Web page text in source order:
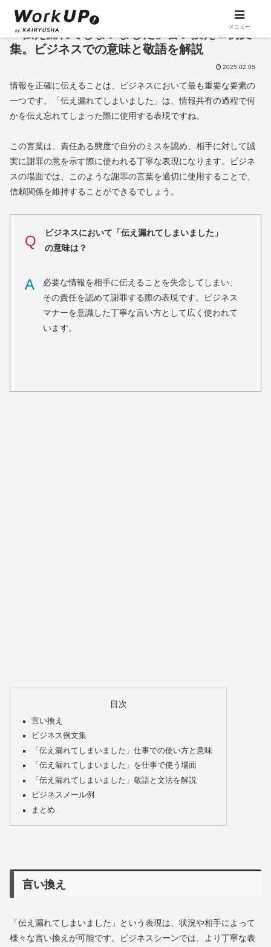
「伝え漏れてしまいました」言い換え＆例文
集。ビジネスでの意味と敬語を解説
2025.02.05
情報を正確に伝えることは、ビジネスにおいて最も重要な要素の
一つです。「伝え漏れてしまいました」は、情報共有の過程で何
かを伝え忘れてしまった際に使用する表現ですね。
この言葉は、責任ある態度で自分のミスを認め、相手に対して誠
実に謝罪の意を示す際に使われる丁寧な表現になります。ビジネ
スの場面では、このような謝罪の言葉を適切に使用することで、
信頼関係を維持することができるでしょう。
Q
ビジネスにおいて「伝え漏れてしまいました」
の意味は？
A
必要な情報を相手に伝えることを失念してしまい、
その責任を認めて謝罪する際の表現です。ビジネス
マナーを意識した丁寧な言い方として広く使われて
います。
目次
言い換え
ビジネス例文集
「伝え漏れてしまいました」仕事での使い方と意味
「伝え漏れてしまいました」を仕事で使う場面
「伝え漏れてしまいました」敬語と文法を解説
ビジネスメール例
まとめ
言い換え
「伝え漏れてしまいました」という表現は、状況や相手によって
様々な言い換えが可能です。ビジネスシーンでは、より丁寧な表
メニュー